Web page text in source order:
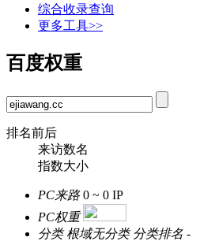
综合收录查询
更多工具>>
百度权重
排名前后
来访数名
指数大小
PC来路 0 ~ 0 IP
PC权重
分类 根域无分类 分类排名 -